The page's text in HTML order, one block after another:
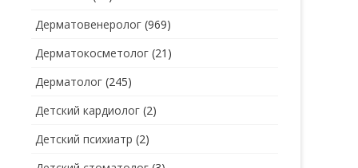
Дерматовенеролог (969)
Дерматокосметолог (21)
Дерматолог (245)
Детский кардиолог (2)
Детский психиатр (2)